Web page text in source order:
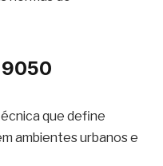
9050
que define
ambientes urbanos e